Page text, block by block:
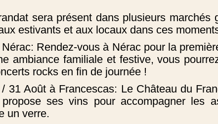
sera présent dans plusieurs marchés
estivants et aux locaux dans ces
Rendez-vous à Nérac pour la
ambiance familiale et festive, vous
rocks en fin de journée !
31 Août à Francescas: Le Château du
ses vins pour accompagner les
un verre.